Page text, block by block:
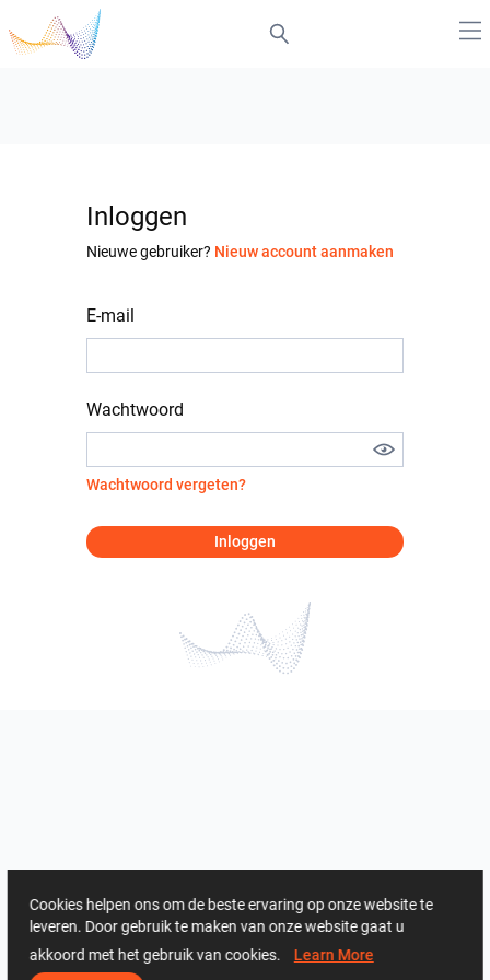
Inloggen
Nieuwe gebruiker? Nieuw account aanmaken
E-mail
Wachtwoord
Wachtwoord vergeten?
Inloggen
Cookies helpen ons om de beste ervaring op onze website te
leveren. Door gebruik te maken van onze website gaat u
akkoord met het gebruik van cookies. Learn More